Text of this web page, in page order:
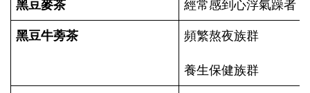
黑豆麥茶 經常感到心浮氣躁者
黑豆牛蒡茶 頻繁熬夜族群
養生保健族群